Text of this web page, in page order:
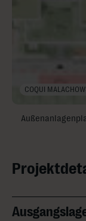
COQUI